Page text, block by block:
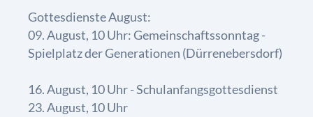
Gottesdienste August:
09. August, 10 Uhr: Gemeinschaftssonntag -
Spielplatz der Generationen (Dürrenebersdorf)
16. August, 10 Uhr - Schulanfangsgottesdienst
23. August, 10 Uhr